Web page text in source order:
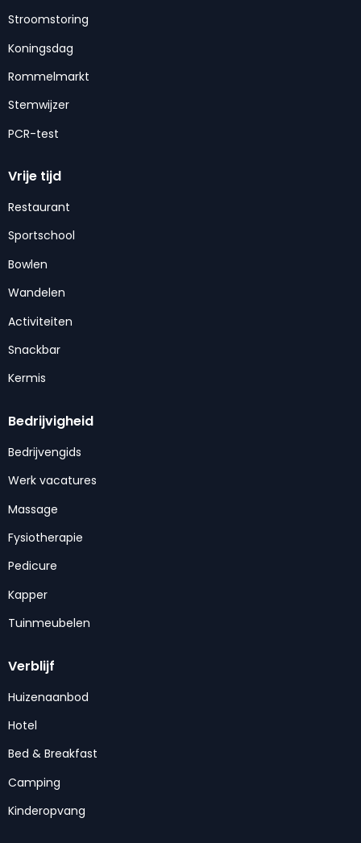
Stroomstoring
Koningsdag
Rommelmarkt
Stemwijzer
PCR-test
Vrije tijd
Restaurant
Sportschool
Bowlen
Wandelen
Activiteiten
Snackbar
Kermis
Bedrijvigheid
Bedrijvengids
Werk vacatures
Massage
Fysiotherapie
Pedicure
Kapper
Tuinmeubelen
Verblijf
Huizenaanbod
Hotel
Bed & Breakfast
Camping
Kinderopvang